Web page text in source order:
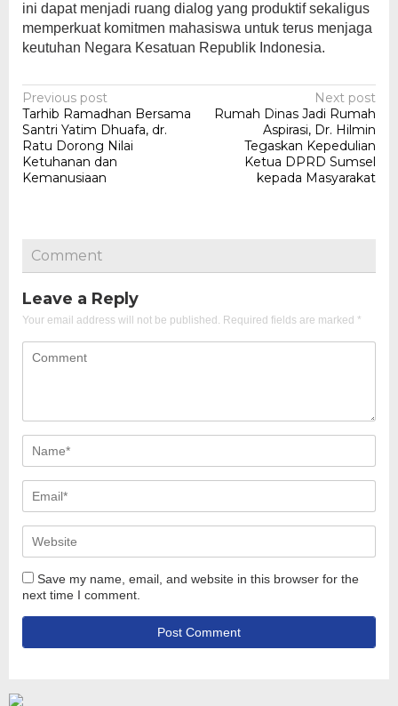
ini dapat menjadi ruang dialog yang produktif sekaligus
memperkuat komitmen mahasiswa untuk terus menjaga
keutuhan Negara Kesatuan Republik Indonesia.
Post
navigation
Previous post
Tarhib Ramadhan Bersama
Santri Yatim Dhuafa, dr.
Ratu Dorong Nilai
Ketuhanan dan
Kemanusiaan
Next post
Rumah Dinas Jadi Rumah
Aspirasi, Dr. Hilmin
Tegaskan Kepedulian
Ketua DPRD Sumsel
kepada Masyarakat
Comment
Leave a Reply
Your email address will not be published. Required fields are marked *
Save my name, email, and website in this browser for the
next time I comment.